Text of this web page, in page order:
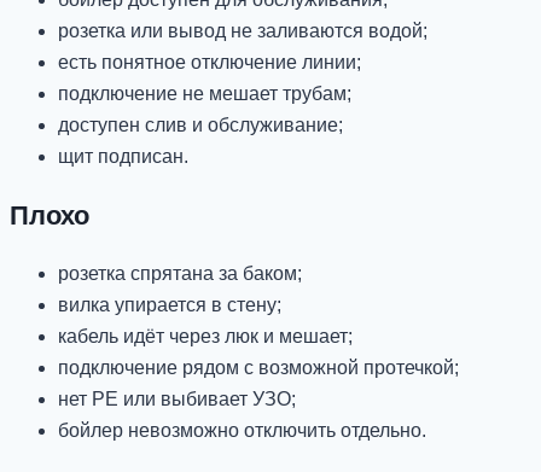
розетка или вывод не заливаются водой;
есть понятное отключение линии;
подключение не мешает трубам;
доступен слив и обслуживание;
щит подписан.
Плохо
розетка спрятана за баком;
вилка упирается в стену;
кабель идёт через люк и мешает;
подключение рядом с возможной протечкой;
нет PE или выбивает УЗО;
бойлер невозможно отключить отдельно.